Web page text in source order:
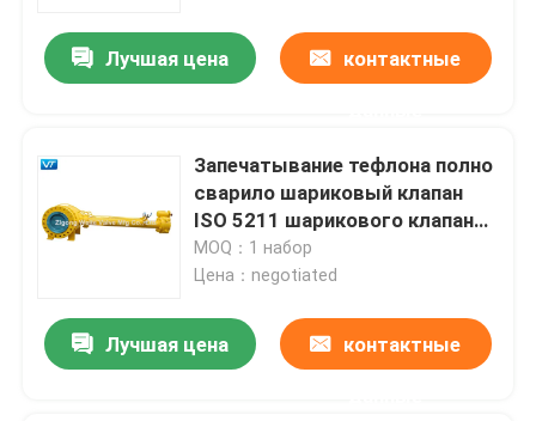
Лучшая цена контактные
Запечатывание тефлона полно
сварило шариковый клапан
ISO 5211 шарикового клапана
анти- статический подземный
MOQ：1 набор
Цена：negotiated
Лучшая цена контактные